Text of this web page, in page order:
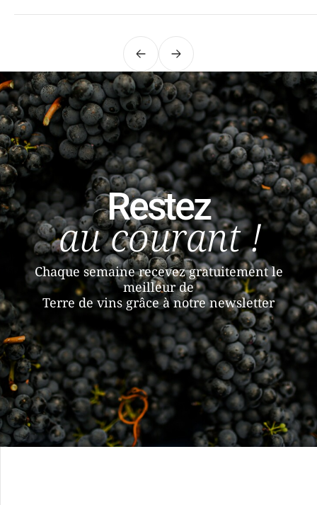
PrécédentSuivant
Restez
au courant !
Chaque semaine recevez gratuitement le
meilleur de
Terre de vins grâce à notre newsletter